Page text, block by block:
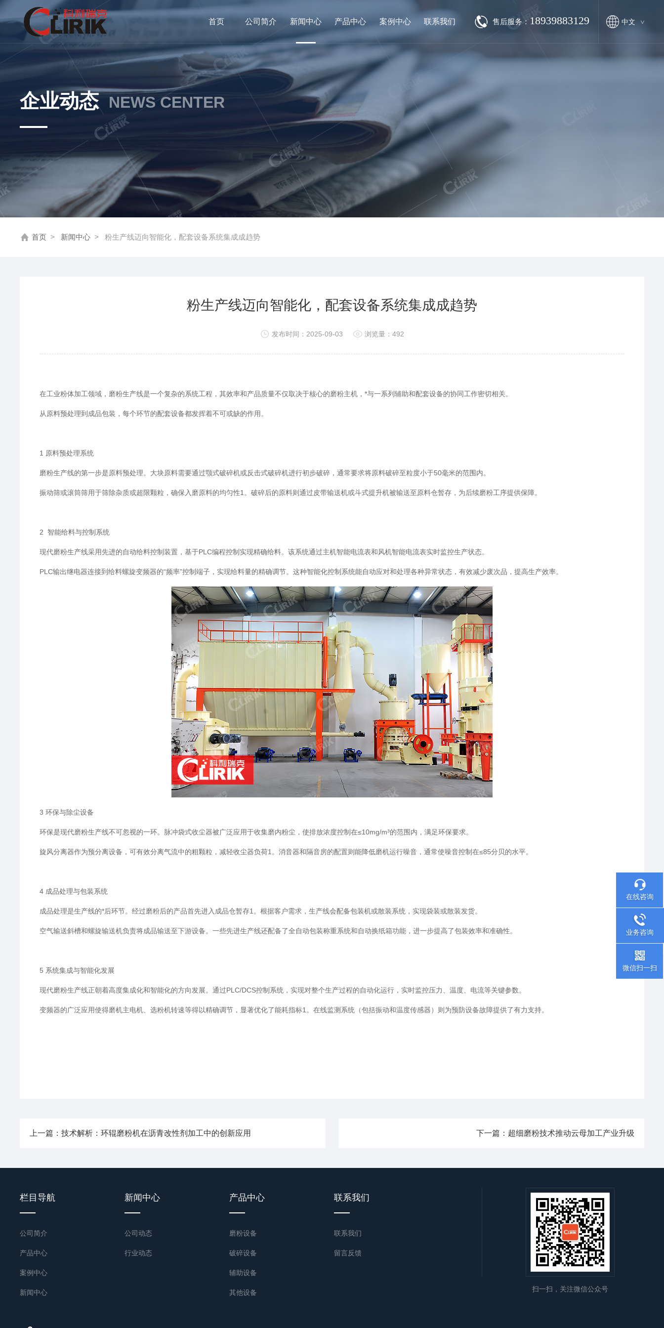
中文 >
售后服务： 18939883129
首页 公司简介 新闻中心 产品中心 案例中心 联系我们
企业动态 NEWS CENTER
首页 > 新闻中心 > 粉生产线迈向智能化，配套设备系统集成成趋势
粉生产线迈向智能化，配套设备系统集成成趋势
发布时间：2025-09-03 浏览量：492
在工业粉体加工领域，磨粉生产线是一个复杂的系统工程，其效率和产品质量不仅取决于核心的磨粉主机，*与一系列辅助和配套设备的协同工作密切相关。
从原料预处理到成品包装，每个环节的配套设备都发挥着不可或缺的作用。
1 原料预处理系统
磨粉生产线的第一步是原料预处理。大块原料需要通过颚式破碎机或反击式破碎机进行初步破碎，通常要求将原料破碎至粒度小于50毫米的范围内。
振动筛或滚筒筛用于筛除杂质或超限颗粒，确保入磨原料的均匀性1。破碎后的原料则通过皮带输送机或斗式提升机被输送至原料仓暂存，为后续磨粉工序提供保障。
2 智能给料与控制系统
现代磨粉生产线采用先进的自动给料控制装置，基于PLC编程控制实现精确给料。该系统通过主机智能电流表和风机智能电流表实时监控生产状态。
PLC输出继电器连接到给料螺旋变频器的“频率”控制端子，实现给料量的精确调节。这种智能化控制系统能自动应对和处理各种异常状态，有效减少废次品，提高生产效率。
3 环保与除尘设备
环保是现代磨粉生产线不可忽视的一环。脉冲袋式收尘器被广泛应用于收集磨内粉尘，使排放浓度控制在≤10mg/m³的范围内，满足环保要求。
旋风分离器作为预分离设备，可有效分离气流中的粗颗粒，减轻收尘器负荷1。消音器和隔音房的配置则能降低磨机运行噪音，通常使噪音控制在≤85分贝的水平。
4 成品处理与包装系统
成品处理是生产线的*后环节。经过磨粉后的产品首先进入成品仓暂存1。根据客户需求，生产线会配备包装机或散装系统，实现袋装或散装发货。
空气输送斜槽和螺旋输送机负责将成品输送至下游设备。一些先进生产线还配备了全自动包装称重系统和自动换纸箱功能，进一步提高了包装效率和准确性。
5 系统集成与智能化发展
现代磨粉生产线正朝着高度集成化和智能化的方向发展。通过PLC/DCS控制系统，实现对整个生产过程的自动化运行，实时监控压力、温度、电流等关键参数。
变频器的广泛应用使得磨机主电机、选粉机转速等得以精确调节，显著优化了能耗指标1。在线监测系统（包括振动和温度传感器）则为预防设备故障提供了有力支持。
上一篇：技术解析：环辊磨粉机在沥青改性剂加工中的创新应用 下一篇：超细磨粉技术推动云母加工产业升级
栏目导航
公司简介
产品中心
案例中心
新闻中心
新闻中心
公司动态
行业动态
产品中心
磨粉设备
破碎设备
辅助设备
其他设备
联系我们
联系我们
留言反馈
扫一扫，关注微信公众号
在线咨询
业务咨询
微信扫一扫